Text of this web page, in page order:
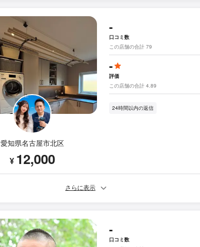
愛知県名古屋市北区
¥ 12,000
-
口コミ数
この店舗の合計 79
-
評価
この店舗の合計 4.89
24時間以内の返信
さらに表示
-
口コミ数